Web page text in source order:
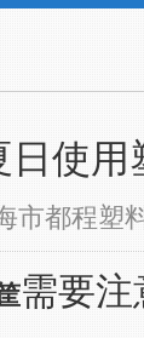
日使用
市都程塑
需要注